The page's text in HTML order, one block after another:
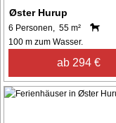
Øster Hurup
6 Personen, 55 m²
100 m zum Wasser.
ab 294 €